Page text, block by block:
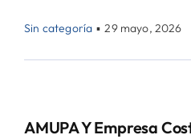
Sin categoría ▪ 29 mayo, 2026
AMUPA Y Empresa